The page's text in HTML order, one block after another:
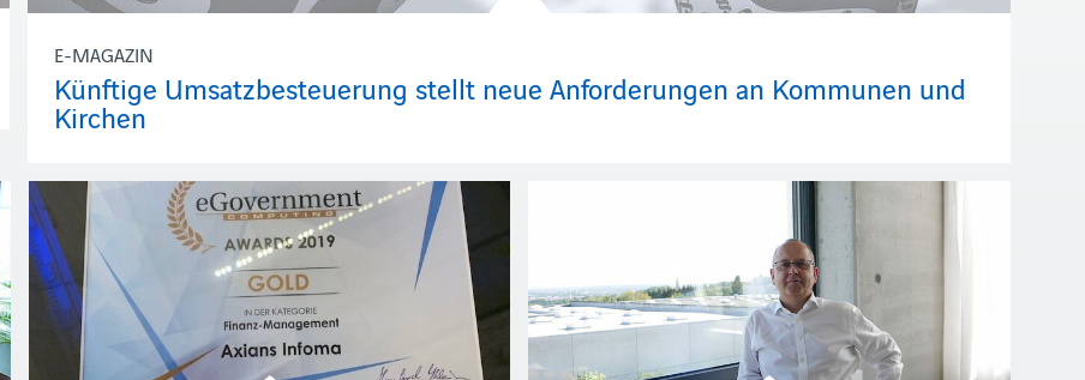
E-MAGAZIN
Künftige Umsatzbesteuerung stellt neue Anforderungen an Kommunen und
Kirchen